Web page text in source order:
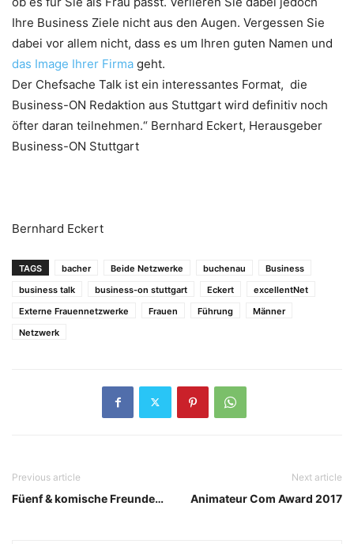
Ihre Business Ziele nicht aus den Augen. Vergessen Sie
dabei vor allem nicht, dass es um Ihren guten Namen und
das Image Ihrer Firma geht.
Der Chefsache Talk ist ein interessantes Format, die
Business-ON Redaktion aus Stuttgart wird definitiv noch
öfter daran teilnehmen.“ Bernhard Eckert, Herausgeber
Business-ON Stuttgart
Bernhard Eckert
TAGS bacher Beide Netzwerke buchenau
Business
business talk
business-on stuttgart Eckert
excellentNet
Externe Frauennetzwerke
Frauen Führung
Männer
Netzwerk
Previous article
Füenf & komische Freunde…
Next article
Animateur Com Award 2017